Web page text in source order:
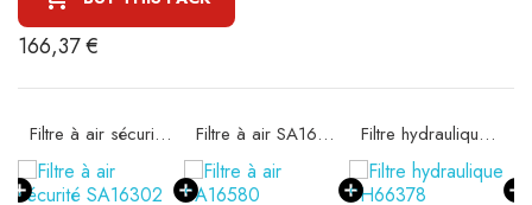
166,37 €
Filtre à air sécurité SA16302 Filtre à air SA16580 Filtre hydraulique SH66378